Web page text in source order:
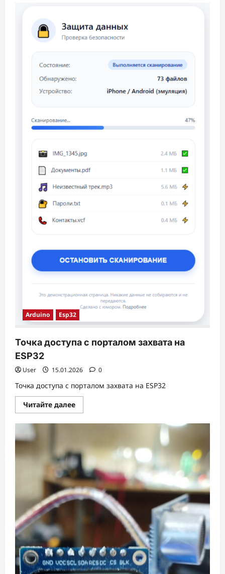
почвы
V2.0
(HW-
Arduino Esp32
Точка доступа с порталом захвата на
ESP32
User 15.01.2026 0
Точка доступа с порталом захвата на ESP32
Читайте далееПрочитать
больше
Точка
порталом
захвата
на
ESP32